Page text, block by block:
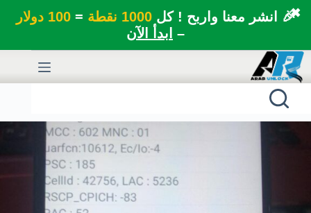
🎉 انشر معنا واربح ! كل1000 نقطة =100 دولار
– ابدأ الآن
✖
التجاوز
إلى
المحتوى